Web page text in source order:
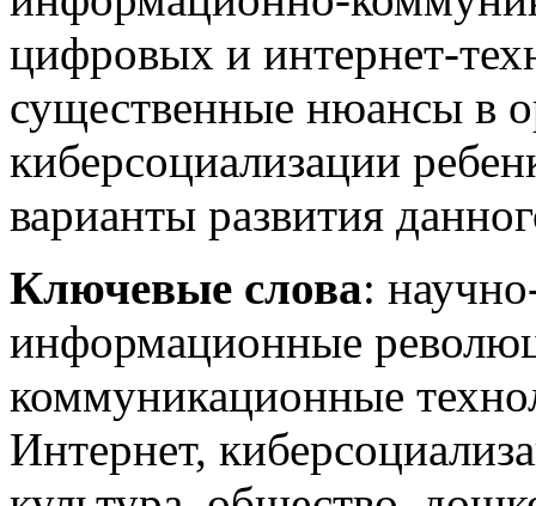
цифровых и интернет-
существенные нюансы в
киберсоциализации
варианты развития
Ключевые слова:
информационные
коммуникационные
Интернет,